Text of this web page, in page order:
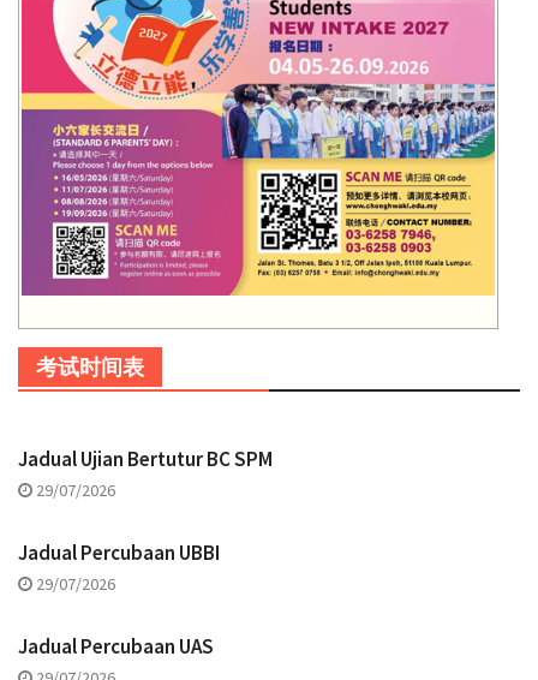
考试时间表
Jadual Ujian Bertutur BC SPM
29/07/2026
Jadual Percubaan UBBI
29/07/2026
Jadual Percubaan UAS